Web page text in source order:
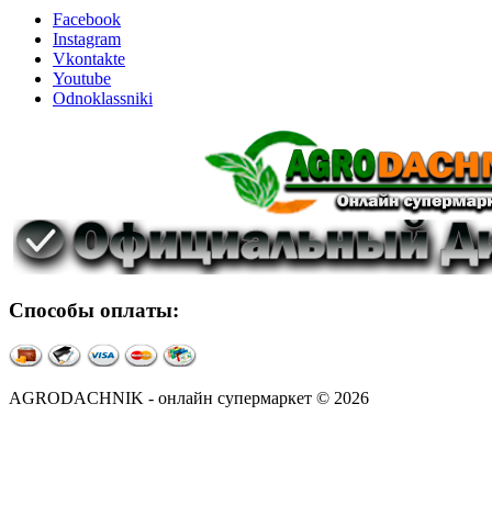
Facebook
Instagram
Vkontakte
Youtube
Odnoklassniki
Способы оплаты:
AGRODACHNIK - онлайн супермаркет © 2026